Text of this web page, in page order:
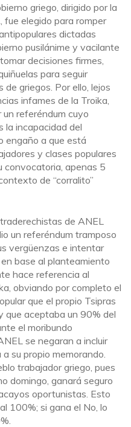
griego, dirigido por la
fue elegido para romper
dictadas
pusilánime y vacilante
decisiones firmes,
para seguir
de griegos. Por ello, lejos
infames de la Troika,
referéndum cuyo
la incapacidad del
engaño a que está
y clases populares
convocatoria, apenas 5
de “corralito”
de ANEL
un referéndum tramposo
vergüenzas e intentar
base al planteamiento
hace referencia al
obviando por completo el
que el propio Tsipras
que aceptaba un 90% del
el moribundo
se negaran a incluir
su propio memorando.
trabajador griego, pues
domingo, ganará seguro
oportunistas. Esto
100%; si gana el No, lo